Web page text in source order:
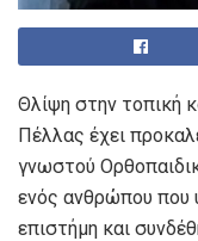
Θλίψη στην τοπική
Πέλλας έχει
γνωστού
ενός ανθρώπου που
επιστήμη και